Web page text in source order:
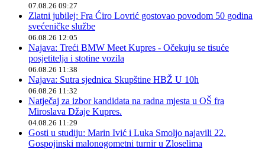
07.08.26 09:27
Zlatni jubilej: Fra Ćiro Lovrić gostovao povodom 50 godina
svećeničke službe
06.08.26 12:05
Najava: Treći BMW Meet Kupres - Očekuju se tisuće
posjetitelja i stotine vozila
06.08.26 11:38
Najava: Sutra sjednica Skupštine HBŽ U 10h
06.08.26 11:32
Natječaj za izbor kandidata na radna mjesta u OŠ fra
Miroslava Džaje Kupres.
04.08.26 11:29
Gosti u studiju: Marin Ivić i Luka Smoljo najavili 22.
Gospojinski malonogometni turnir u Zloselima